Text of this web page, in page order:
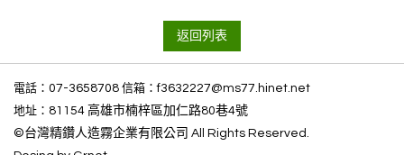
返回列表
電話： 07-3658708 信箱：f3632227@ms77.hinet.net
地址： 81154 高雄市楠梓區加仁路80巷4號
©台灣精鑽人造霧企業有限公司 All Rights Reserved.